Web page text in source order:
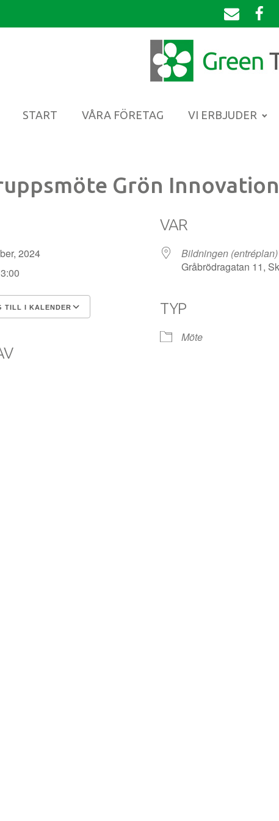
START VÅRA FÖRETAG VI ERBJUDER
Grön
2024
TILL I KALENDER
Google Kalender
VAR
Bildningen (entréplan)
Gråbrödragatan 11,
TYP
Möte